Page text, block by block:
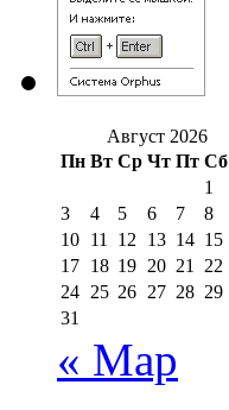
Август 2026
Пн Вт Ср Чт Пт Сб
1
3
4 5 6 7 8
10 11 12 13 14 15
17 18 19 20 21 22
24 25 26 27 28 29
31
« Мар